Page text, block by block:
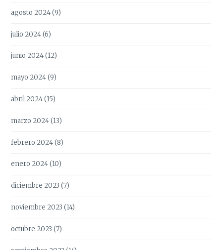
agosto 2024(9)
julio 2024(6)
junio 2024(12)
mayo 2024(9)
abril 2024(15)
marzo 2024(13)
febrero 2024(8)
enero 2024(10)
diciembre 2023 (7)
noviembre 2023 (14)
octubre 2023 (7)